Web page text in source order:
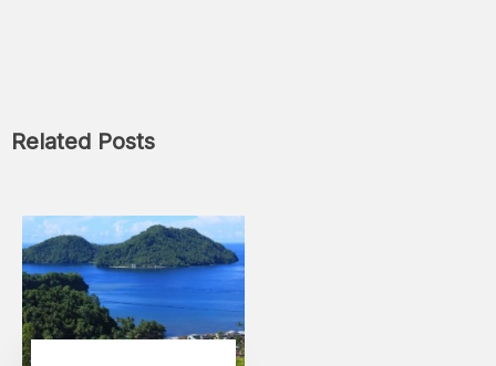
Related Posts